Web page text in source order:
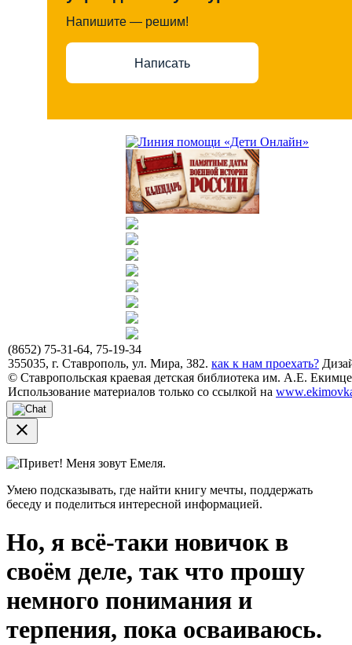
Напишите — решим!
Написать
(8652) 75-31-64, 75-19-34
355035, г. Ставрополь, ул. Мира, 382. как к нам проехать?
© Ставропольская краевая детская библиотека им. А.Е.
Использование материалов только со ссылкой на
close
Привет! Меня зовут Емеля.
Умею подсказывать, где найти книгу мечты, поддержать
беседу и поделиться интересной информацией.
Но, я всё-таки новичок в
своём деле, так что прошу
немного понимания и
терпения, пока осваиваюсь.